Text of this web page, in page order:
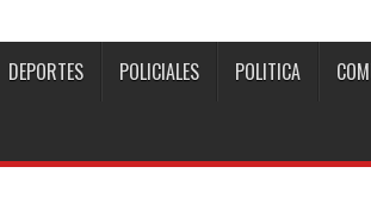
DEPORTES POLICIALES POLITICA